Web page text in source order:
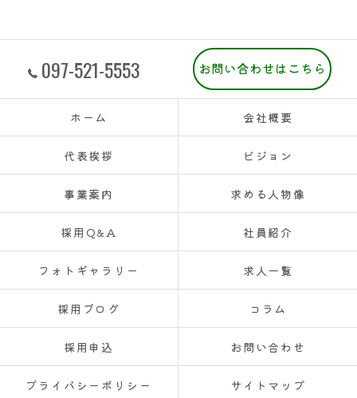
097-521-5553 お問い合わせはこちら
ホーム 会社概要
代表挨拶 ビジョン
事業案内 求める人物像
採用Q&A 社員紹介
フォトギャラリー 求人一覧
採用ブログ コラム
採用申込 お問い合わせ
プライバシーポリシー サイトマップ